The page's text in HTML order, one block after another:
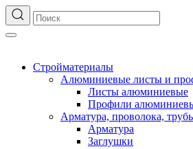
Стройматериалы
Алюминиевые листы и
Листы алюминиевые
Профили
Арматура, проволока,
Арматура
Заглушки